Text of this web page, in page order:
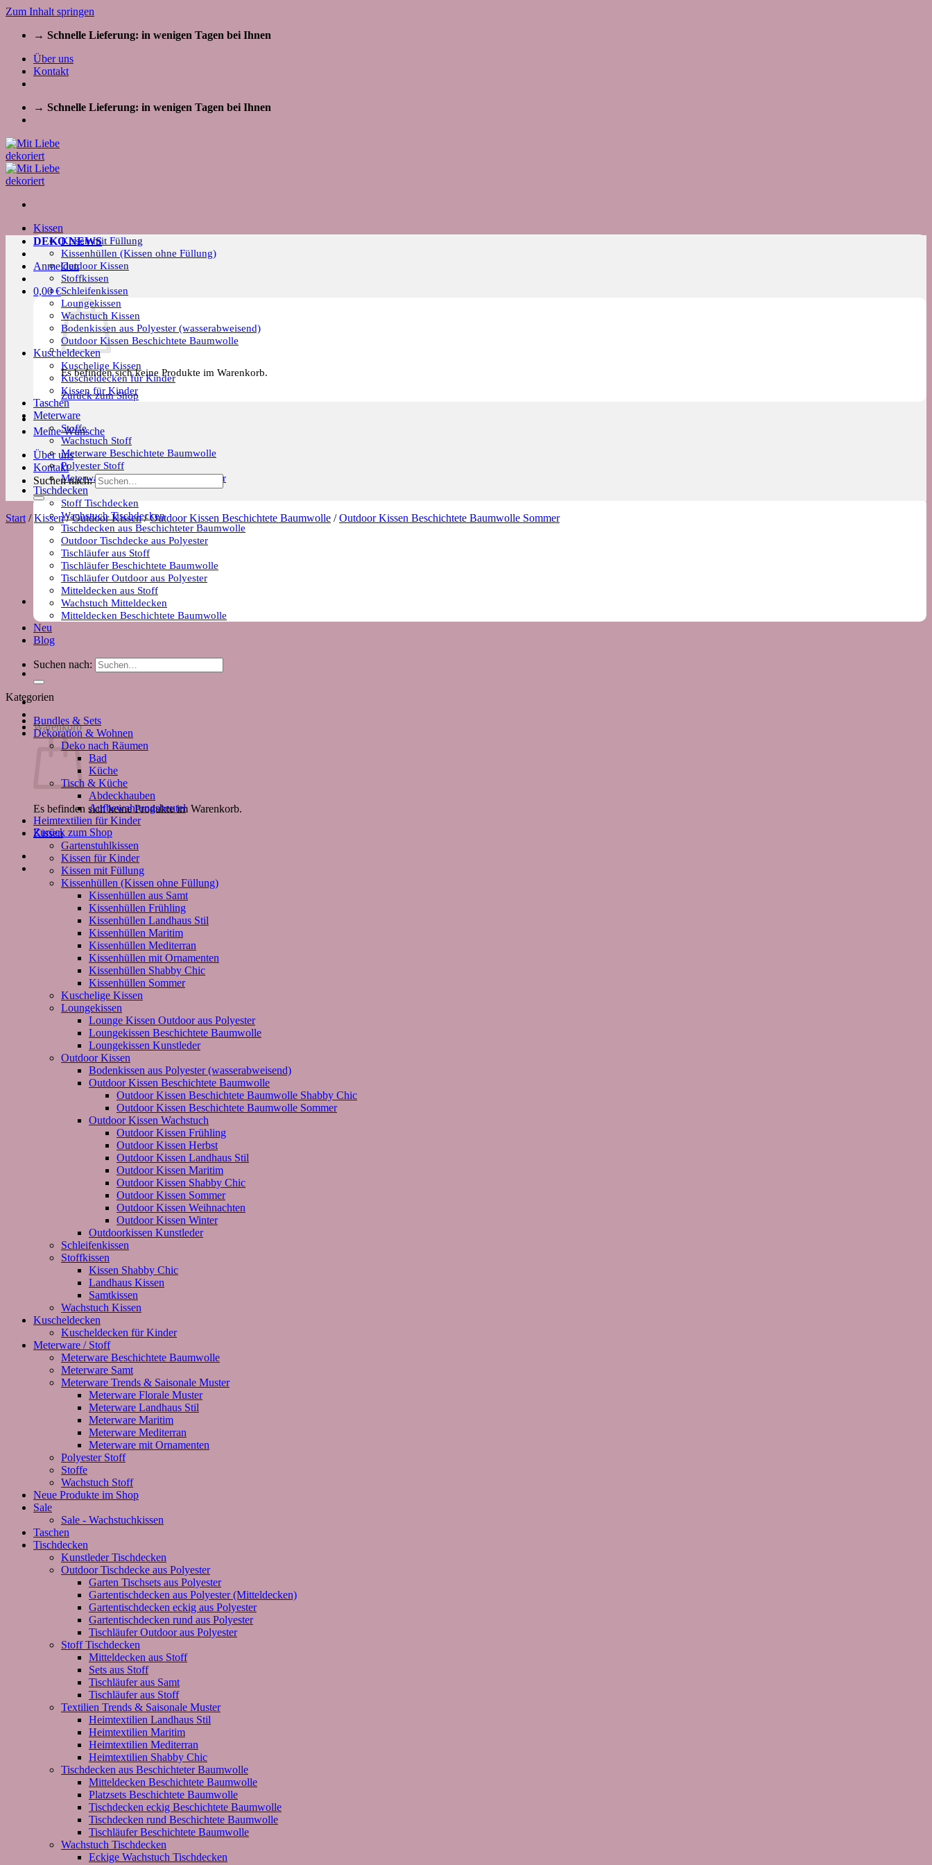
Zum Inhalt springen
→ Schnelle Lieferung: in wenigen Tagen bei Ihnen
Über uns
Kontakt
→ Schnelle Lieferung: in wenigen Tagen bei Ihnen
Kissen
Kissen mit Füllung
Kissenhüllen (Kissen ohne Füllung)
Outdoor Kissen
Stoffkissen
Schleifenkissen
Loungekissen
Wachstuch Kissen
Bodenkissen aus Polyester (wasserabweisend)
Outdoor Kissen Beschichtete Baumwolle
Kuscheldecken
Kuschelige Kissen
Kuscheldecken für Kinder
Kissen für Kinder
Taschen
Meterware
Stoffe
Wachstuch Stoff
Meterware Beschichtete Baumwolle
Polyester Stoff
Meterware Trends & Saisonale Muster
Tischdecken
Stoff Tischdecken
Wachstuch Tischdecken
Tischdecken aus Beschichteter Baumwolle
Outdoor Tischdecke aus Polyester
Tischläufer aus Stoff
Tischläufer Beschichtete Baumwolle
Tischläufer Outdoor aus Polyester
Mitteldecken aus Stoff
Wachstuch Mitteldecken
Mitteldecken Beschichtete Baumwolle
Neu
Blog
Suchen nach:
Warenkorb
Es befinden sich keine Produkte im Warenkorb.
Zurück zum Shop
DEKO NEWS
Anmelden
0,00€
Es befinden sich keine Produkte im Warenkorb.
Zurück zum Shop
Meine Wünsche
Über uns
Kontakt
Suchen nach:
Start / Kissen / Outdoor Kissen / Outdoor Kissen Beschichtete Baumwolle / Outdoor Kissen Beschichtete Baumwolle Sommer
Kategorien
Bundles & Sets
Dekoration & Wohnen
Deko nach Räumen
Bad
Küche
Tisch & Küche
Abdeckhauben
Aufbewahrungsbeutel
Heimtextilien für Kinder
Kissen
Gartenstuhlkissen
Kissen für Kinder
Kissen mit Füllung
Kissenhüllen (Kissen ohne Füllung)
Kissenhüllen aus Samt
Kissenhüllen Frühling
Kissenhüllen Landhaus Stil
Kissenhüllen Maritim
Kissenhüllen Mediterran
Kissenhüllen mit Ornamenten
Kissenhüllen Shabby Chic
Kissenhüllen Sommer
Kuschelige Kissen
Loungekissen
Lounge Kissen Outdoor aus Polyester
Loungekissen Beschichtete Baumwolle
Loungekissen Kunstleder
Outdoor Kissen
Bodenkissen aus Polyester (wasserabweisend)
Outdoor Kissen Beschichtete Baumwolle
Outdoor Kissen Beschichtete Baumwolle Shabby Chic
Outdoor Kissen Beschichtete Baumwolle Sommer
Outdoor Kissen Wachstuch
Outdoor Kissen Frühling
Outdoor Kissen Herbst
Outdoor Kissen Landhaus Stil
Outdoor Kissen Maritim
Outdoor Kissen Shabby Chic
Outdoor Kissen Sommer
Outdoor Kissen Weihnachten
Outdoor Kissen Winter
Outdoorkissen Kunstleder
Schleifenkissen
Stoffkissen
Kissen Shabby Chic
Landhaus Kissen
Samtkissen
Wachstuch Kissen
Kuscheldecken
Kuscheldecken für Kinder
Meterware / Stoff
Meterware Beschichtete Baumwolle
Meterware Samt
Meterware Trends & Saisonale Muster
Meterware Florale Muster
Meterware Landhaus Stil
Meterware Maritim
Meterware Mediterran
Meterware mit Ornamenten
Polyester Stoff
Stoffe
Wachstuch Stoff
Neue Produkte im Shop
Sale
Sale - Wachstuchkissen
Taschen
Tischdecken
Kunstleder Tischdecken
Outdoor Tischdecke aus Polyester
Garten Tischsets aus Polyester
Gartentischdecken aus Polyester (Mitteldecken)
Gartentischdecken eckig aus Polyester
Gartentischdecken rund aus Polyester
Tischläufer Outdoor aus Polyester
Stoff Tischdecken
Mitteldecken aus Stoff
Sets aus Stoff
Tischläufer aus Samt
Tischläufer aus Stoff
Textilien Trends & Saisonale Muster
Heimtextilien Landhaus Stil
Heimtextilien Maritim
Heimtextilien Mediterran
Heimtextilien Shabby Chic
Tischdecken aus Beschichteter Baumwolle
Mitteldecken Beschichtete Baumwolle
Platzsets Beschichtete Baumwolle
Tischdecken eckig Beschichtete Baumwolle
Tischdecken rund Beschichtete Baumwolle
Tischläufer Beschichtete Baumwolle
Wachstuch Tischdecken
Eckige Wachstuch Tischdecken